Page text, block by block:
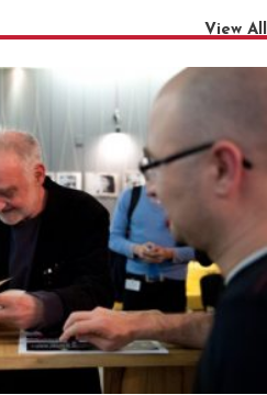
View All